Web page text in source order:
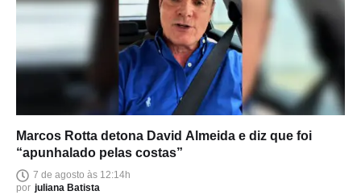
Marcos Rotta detona David Almeida e diz que foi
“apunhalado pelas costas”
7 de agosto às 12:14h
por juliana Batista